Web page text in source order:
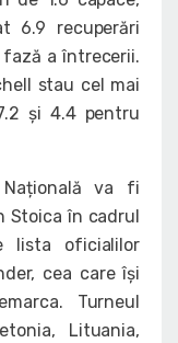
6.9 recuperări
a întrecerii.
stau cel mai
și 4.4 pentru
Națională va fi
Stoica în cadrul
lista oficialilor
cea care își
Turneul
Lituania,